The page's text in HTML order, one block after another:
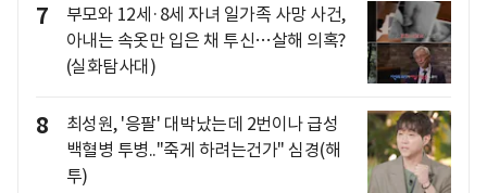
7
부모와 12세·8세 자녀 일가족 사망 사건,
아내는 속옷만 입은 채 투신…살해 의혹?
(실화탐사대)
8
최성원, '응팔' 대박났는데 2번이나 급성
백혈병 투병.."죽게 하려는건가" 심경(해
투)